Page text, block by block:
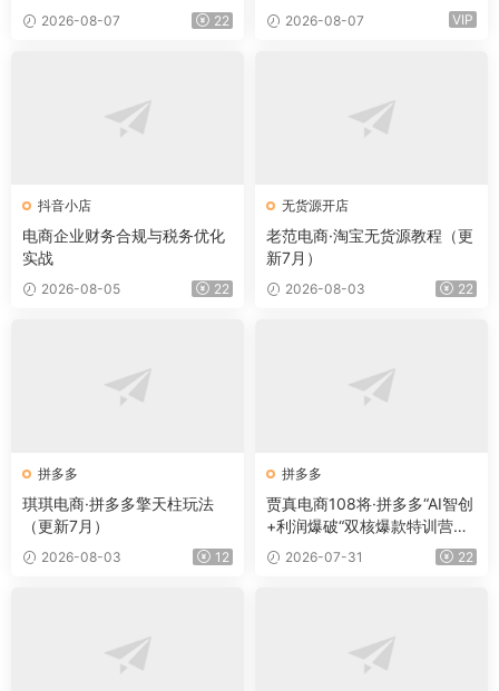
2026-08-07 22 2026-08-07 VIP
抖音小店
电商企业财务合规与税务优化
实战
2026-08-05 22
无货源开店
老范电商·淘宝无货源教程（更
新7月）
2026-08-03 22
拼多多
琪琪电商·拼多多擎天柱玩法
（更新7月）
2026-08-03 12
拼多多
贾真电商108将·拼多多“AI智创
+利润爆破“双核爆款特训营
（更新）
2026-07-31 22